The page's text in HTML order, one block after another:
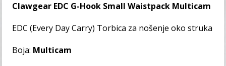
Clawgear EDC G-Hook Small Waistpack Multicam
EDC (Every Day Carry) Torbica za nošenje oko struka
Boja: Multicam